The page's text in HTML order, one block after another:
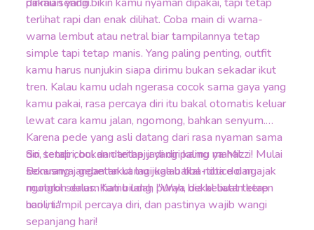
terlihat rapi dan enak dilihat. Coba main di warna-
warna lembut atau netral biar tampilannya tetap
simple tapi tetap manis. Yang paling penting, outfit
kamu harus nunjukin siapa dirimu bukan sekadar ikut
tren. Kalau kamu udah ngerasa cocok sama gaya yang
kamu pakai, rasa percaya diri itu bakal otomatis keluar
lewat cara kamu jalan, ngomong, bahkan senyum.
Karena pede yang asli datang dari rasa nyaman sama
diri sendiri, bukan dari baju yang paling mahal.
Bonusnya, gebetan kamu juga bakal notice dan
mungkin dalam hati bilang, "Wah, dia keliatan keren
hari ini."
So, tetap cool dan tetap jadi diri kamu ya Mizzi! Mulai
sekarang jangan takut lagi kalau tiba-tiba doi ngajak
ngobrol serius. Kamu udah punya bekal buat tetap
cool, tampil percaya diri, dan pastinya wajib wangi
sepanjang hari!